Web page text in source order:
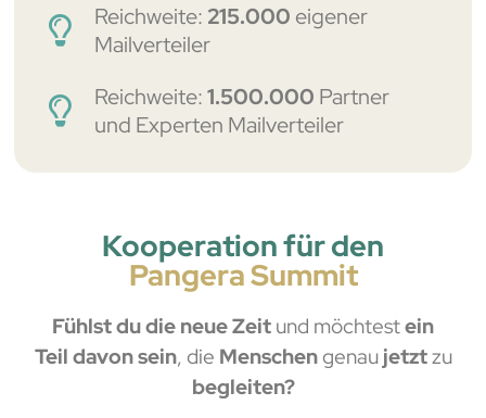
Reichweite: 215.000 eigener
Mailverteiler
Reichweite:1.500.000 Partner
und Experten Mailverteiler
Kooperation für den
Pangera Summit
Fühlst du die neue Zeit und möchtestein
Teil davon sein, die Menschengenau jetztzu
begleiten?